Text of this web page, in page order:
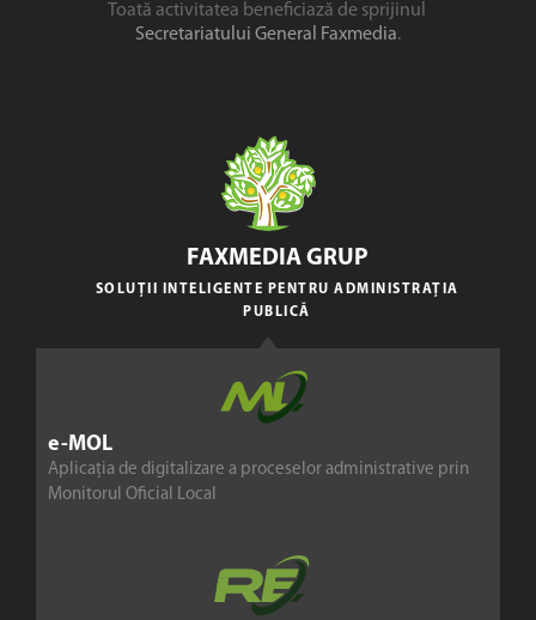
Toată activitatea beneficiază de sprijinul
Secretariatului General Faxmedia.
e-MOL
Aplicația de digitalizare a proceselor administrative prin
Monitorul Oficial Local
FAXMEDIA GRUP
SOLUȚII INTELIGENTE PENTRU ADMINISTRAȚIA
PUBLICĂ